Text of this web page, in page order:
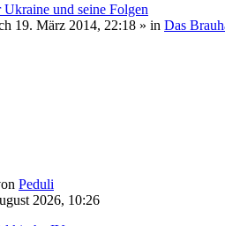
Ukraine und seine Folgen
19. März 2014, 22:18 » in Das
Peduli
2026, 10:26